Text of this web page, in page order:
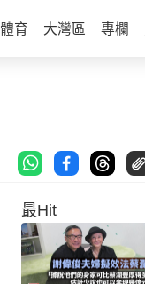
體育 大灣區 專欄
最Hit